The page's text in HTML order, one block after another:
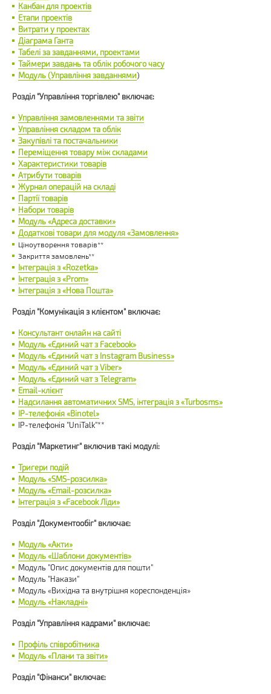
Канбан для проектів
Етапи проектів
Витрати у проектах
Діаграма Ганта
Табелі за завданнями, проектами
Таймери завдань та облік робочого часу
Модуль (Управління завданнями)
Розділ "Управління торгівлею" включає:
Управління замовленнями та звіти
Управління складом та облік
Закупівлі та постачальники
Переміщення товару між складами
Характеристики товарів
Атрибути товарів
Журнал операцій на складі
Партії товарів
Набори товарів
Модуль «Адреса доставки»
Додаткові товари для модуля «Замовлення»
Ціноутворення товарів**
Закриття замовлень**
Інтеграція з «Rozetka»
Інтеграція з «Prom»
Інтеграція з «Нова Пошта»
Розділ "Комунікація з клієнтом" включає:
Консультант онлайн на сайті
Модуль «Єдиний чат з Facebook»
Модуль «Єдиний чат з Instagram Business»
Модуль «Єдиний чат з Viber»
Модуль «Єдиний чат з Telegram»
Email-клієнт
Надсилання автоматичних SMS, інтеграція з «Turbosms»
IP-телефонія «Binotel»
IP-телефонія "UniTalk"**
Розділ "Маркетинг" включив такі модулі:
Тригери подій
Модуль «SMS-розсилка»
Модуль «Email-розсилка»
Інтеграція з «Facebook Ліди»
Розділ "Документообіг" включає:
Модуль «Акти»
Модуль «Шаблони документів»
Модуль "Опис документів для пошти"
Модуль "Накази"
Модуль «Вихідна та внутрішня кореспонденція»
Модуль «Накладні»
Розділ "Управління кадрами" включає:
Профіль співробітника
Модуль «Плани та звіти»
Розділ "Фінанси" включає: